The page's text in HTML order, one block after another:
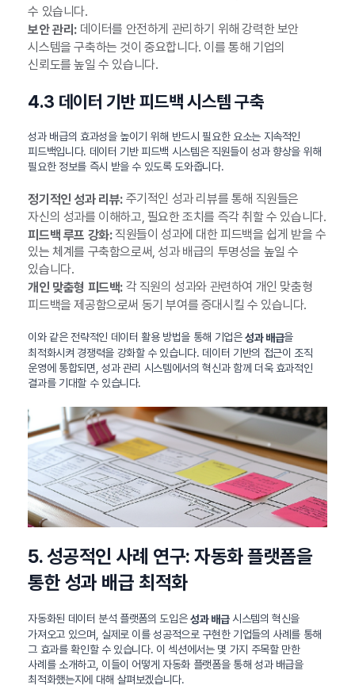
수 있습니다.
보안 관리:데이터를 안전하게 관리하기 위해 강력한 보안
시스템을 구축하는 것이 중요합니다. 이를 통해 기업의
신뢰도를 높일 수 있습니다.
4.3 데이터 기반 피드백 시스템 구축
성과 배급의 효과성을 높이기 위해 반드시 필요한 요소는 지속적인
피드백입니다. 데이터 기반 피드백 시스템은 직원들이 성과 향상을 위해
필요한 정보를 즉시 받을 수 있도록 도와줍니다.
정기적인 성과 리뷰:주기적인 성과 리뷰를 통해 직원들은
자신의 성과를 이해하고, 필요한 조치를 즉각 취할 수 있습니다.
피드백 루프 강화:직원들이 성과에 대한 피드백을 쉽게 받을 수
있는 체계를 구축함으로써, 성과 배급의 투명성을 높일 수
있습니다.
개인 맞춤형 피드백:각 직원의 성과와 관련하여 개인 맞춤형
피드백을 제공함으로써 동기 부여를 증대시킬 수 있습니다.
이와 같은 전략적인 데이터 활용 방법을 통해 기업은성과 배급을
최적화시켜 경쟁력을 강화할 수 있습니다. 데이터 기반의 접근이 조직
운영에 통합되면, 성과 관리 시스템에서의 혁신과 함께 더욱 효과적인
결과를 기대할 수 있습니다.
5. 성공적인 사례 연구: 자동화 플랫폼을
통한 성과 배급 최적화
자동화된 데이터 분석 플랫폼의 도입은성과 배급시스템의 혁신을
가져오고 있으며, 실제로 이를 성공적으로 구현한 기업들의 사례를 통해
그 효과를 확인할 수 있습니다. 이 섹션에서는 몇 가지 주목할 만한
사례를 소개하고, 이들이 어떻게 자동화 플랫폼을 통해 성과 배급을
최적화했는지에 대해 살펴보겠습니다.